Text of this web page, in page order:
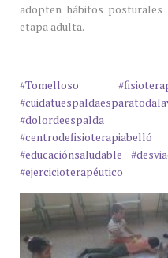
adopten hábitos posturales
etapa adulta.
#Tomelloso
#dolordeespalda
#centrodefisioterapiabelló
#educaciónsaludable
#ejercicioterapéutico